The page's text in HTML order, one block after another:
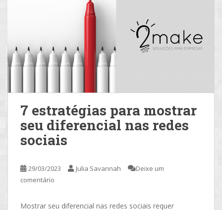
7 estratégias para mostrar
seu diferencial nas redes
sociais
29/03/2023 Julia Savannah
Deixe um
comentário
Mostrar seu diferencial nas redes sociais requer